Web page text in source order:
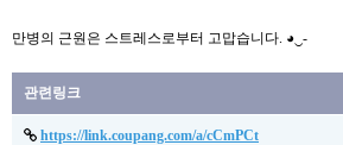
만병의 근원은 스트레스로부터 고맙습니다. ◕‿-
관련링크
https://link.coupang.com/a/cCmPCt